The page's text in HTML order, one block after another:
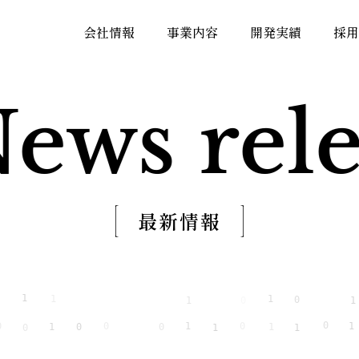
会社情報 事業内容 開発実績 採
最新情報